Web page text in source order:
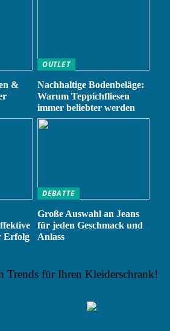
&
OUTLET
Nachhaltige Bodenbeläge:
Warum Teppichfliesen
immer beliebter werden
Erfolg
DEBATTE
Große Auswahl an Jeans
für jeden Geschmack und
Anlass
Trends für Ihren Kleiderschrank!